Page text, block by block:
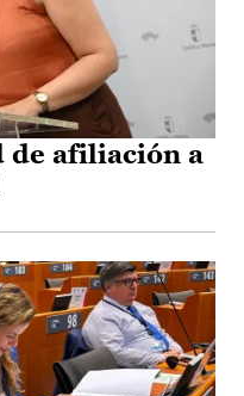
de afiliación a